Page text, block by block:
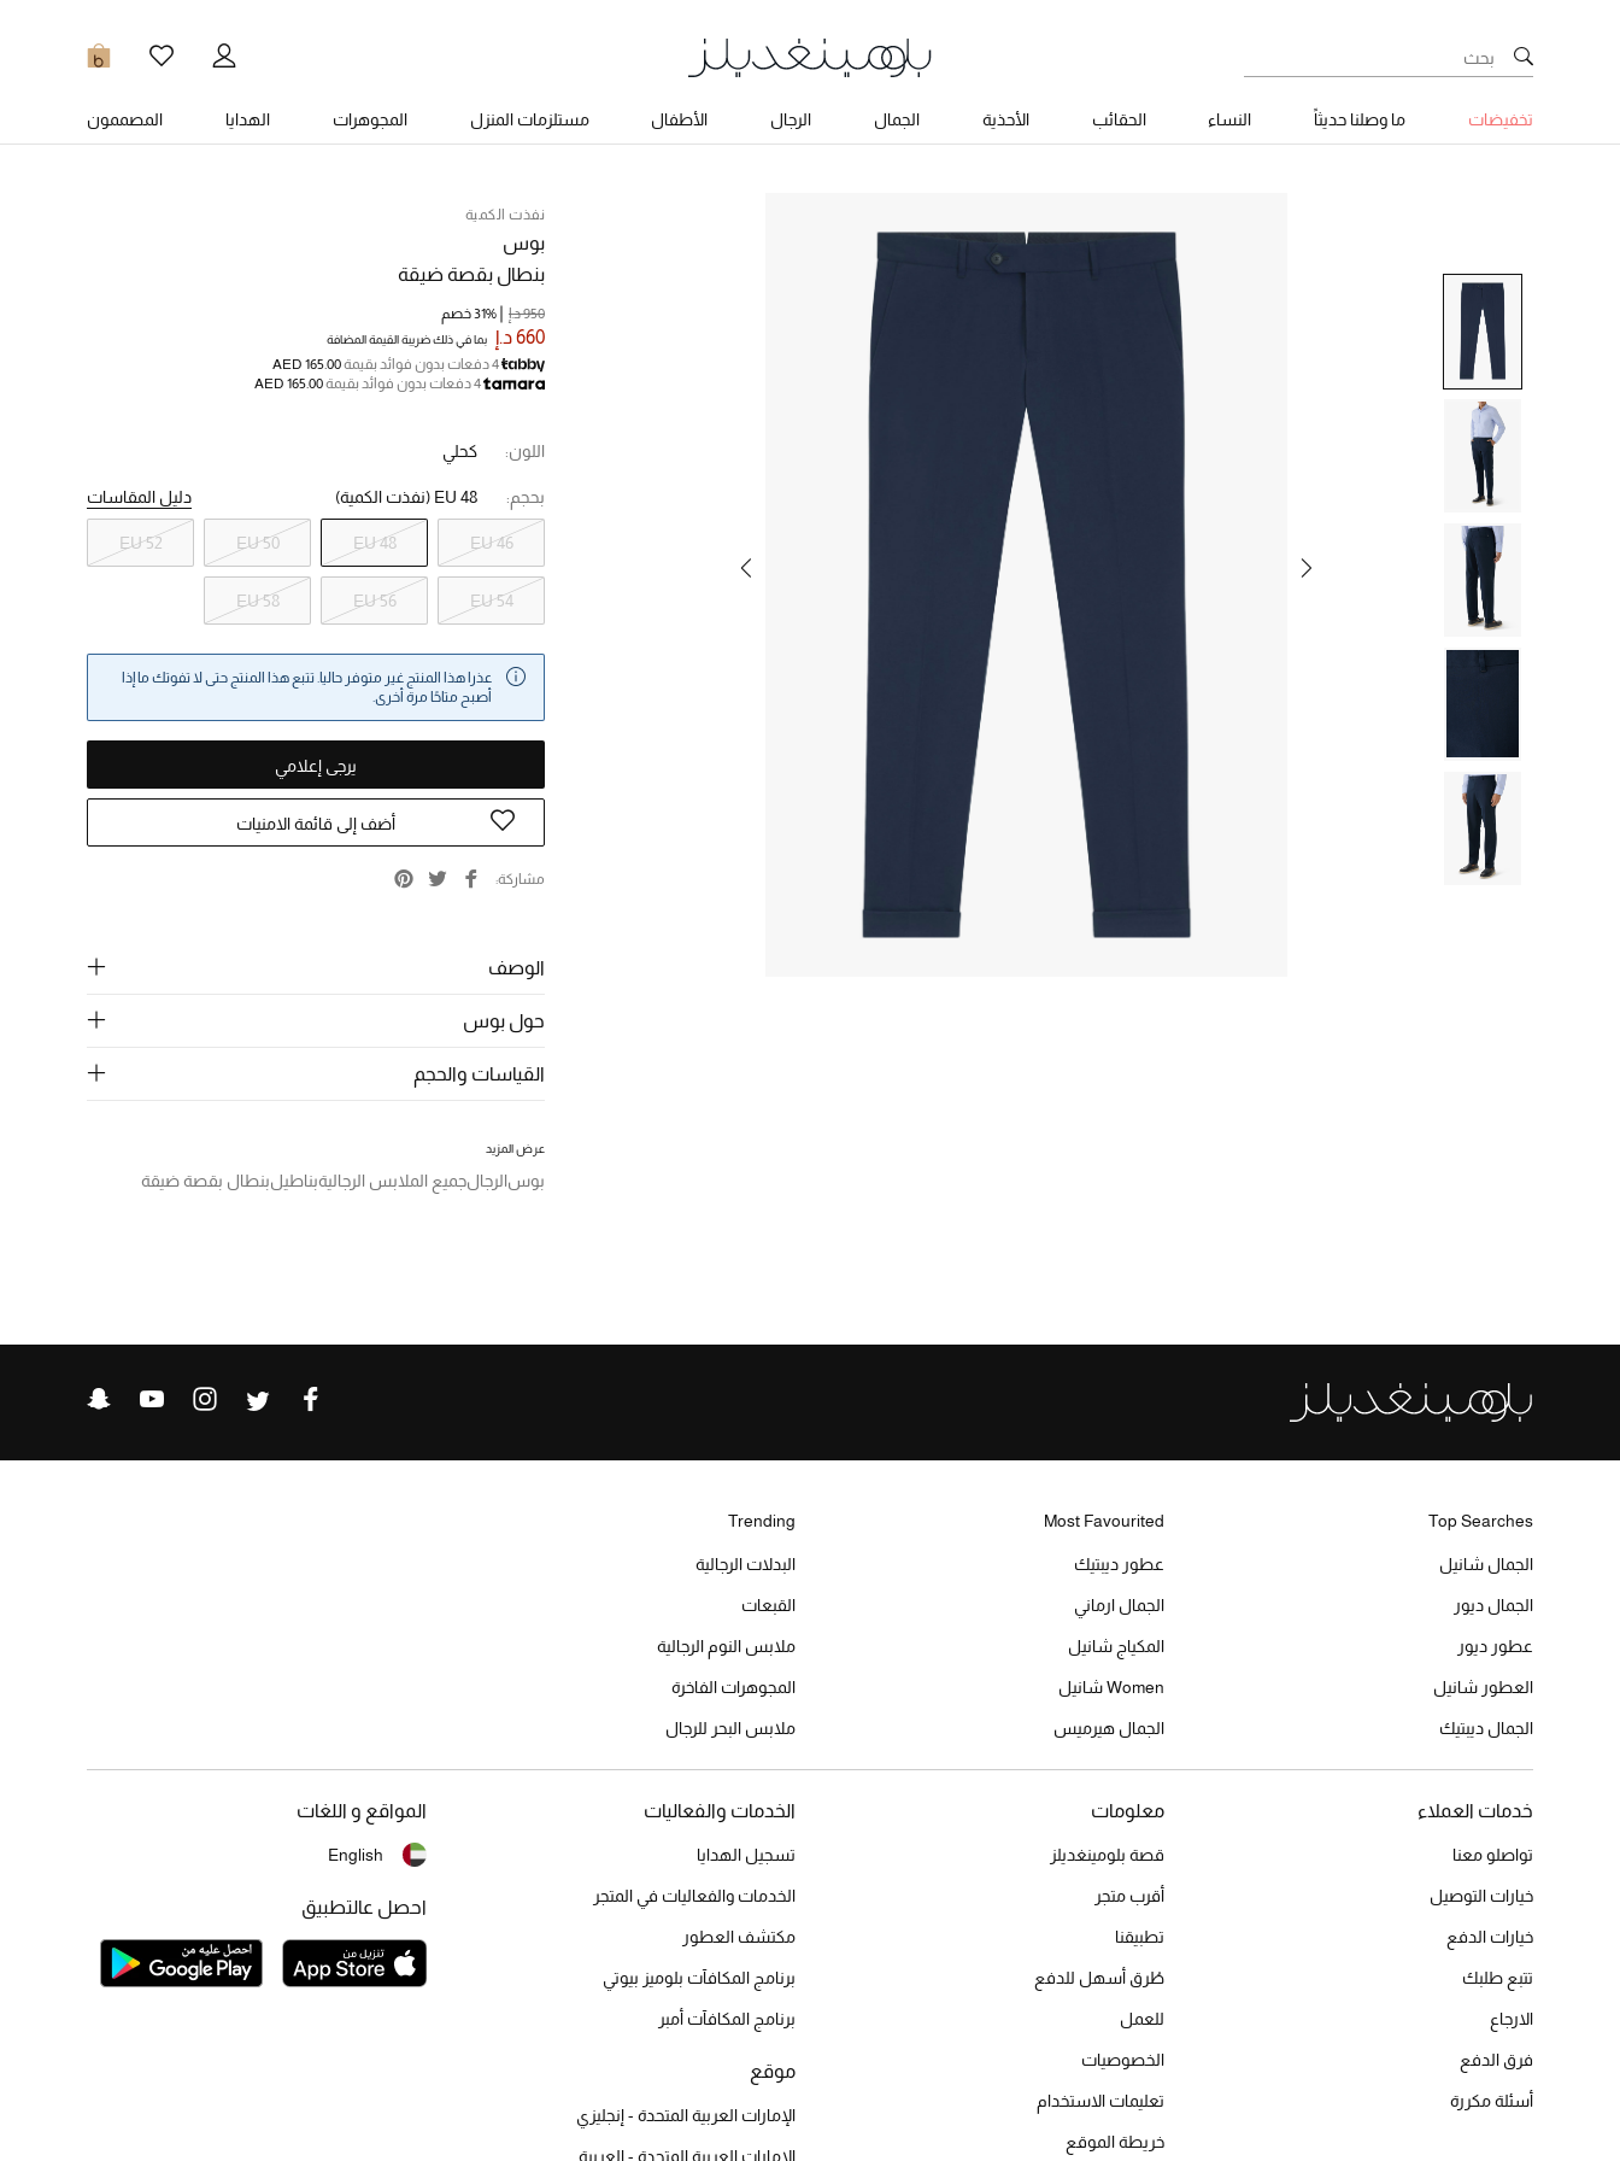
0
تخفيضات ما وصلنا حديثاً النساء الحقائب الأحذية الجمال الرجال الأطفال مستلزمات المنزل المجوهرات الهدايا المصممون
نفذت الكمية
بوس
بنطال بقصة ضيقة
660 د.إ بما في ذلك ضريبة القيمة المضافة
950 د.إ 31% خصم
4 دفعات بدون فوائد بقيمة
AED 165.00
4 دفعات بدون فوائد بقيمة
AED 165.00
اللون: كحلي
بحجم: EU 48 (نفذت الكمية) دليل المقاسات
EU 46
EU 48
EU 50
EU 52
EU 54
EU 56
EU 58
عذرا هذا المنتج غير متوفر حاليا. تتبع هذا المنتج حتى لا تفوتك ما إذا
أصبح متاحًا مرة أخرى.
يرجى إعلامي
أضف إلى قائمة الامنيات
مشاركة
الوصف
حول بوس
القياسات والحجم
عرض المزيد
بوسالرجالجميع الملابس الرجاليةبناطيلبنطال بقصة ضيقة
Top Searches
الجمال شانيل
الجمال ديور
عطور ديور
العطور شانيل
الجمال ديبتيك
Most Favourited
عطور ديبتيك
الجمال ارماني
المكياج شانيل
Women شانيل
الجمال هيرميس
Trending
البدلات الرجالية
القبعات
ملابس النوم الرجالية
المجوهرات الفاخرة
ملابس البحر للرجال
خدمات العملاء
تواصلو معنا
خيارات التوصيل
خيارات الدفع
تتبع طلبك
الارجاع
فرق الدفع
أسئلة مكررة
معلومات
قصة بلومينغديلز
أقرب متجر
تطبيقنا
طُرق أسهل للدفع
للعمل
الخصوصيات
تعليمات الاستخدام
خريطة الموقع
الخدمات والفعاليات
تسجيل الهدايا
الخدمات والفعاليات في المتجر
مكتشف العطور
برنامج المكافآت بلوميز بيوتي
برنامج المكافآت أمبر
موقع
الإمارات العربية المتحدة - إنجليزي
الإمارات العربية المتحدة - العربية
المواقع و اللغات
English
احصل عالتطبيق